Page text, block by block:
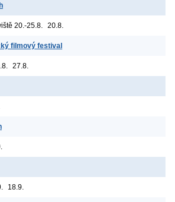
20.-25.8. 20.8.
filmový festival
27.8.
18.9.